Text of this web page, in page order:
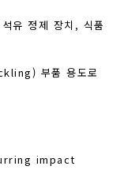
유 정제 장치, 식품
부품 용도로
impact